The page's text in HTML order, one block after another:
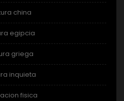
china
egipcia
griega
inquieta
fisica